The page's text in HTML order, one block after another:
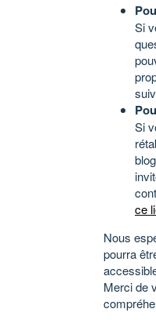
Si
Si
ce
Nous
pourra
Merci de